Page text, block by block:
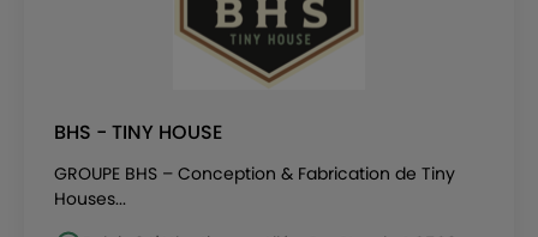
BHS - TINY HOUSE
GROUPE BHS – Conception & Fabrication de Tiny
Houses...